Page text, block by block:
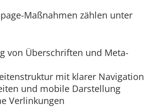
Maßnahmen zählen unter
von Überschriften und Meta-
mit klarer Navigation
und mobile Darstellung
Verlinkungen